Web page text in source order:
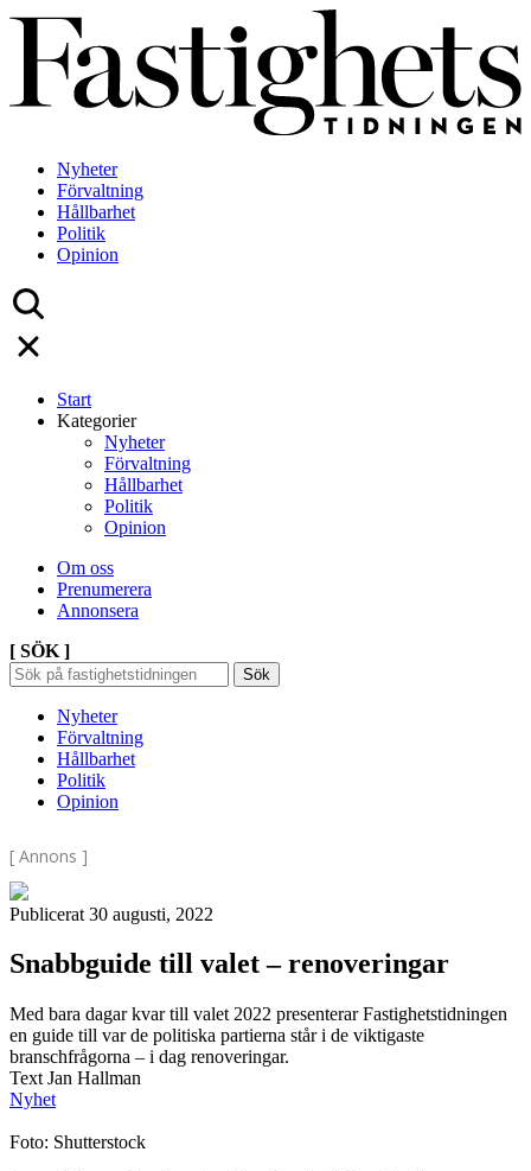
Skip
content
Nyheter
Förvaltning
Hållbarhet
Politik
Opinion
Start
Kategorier
Nyheter
Förvaltning
Hållbarhet
Politik
Opinion
Om oss
Prenumerera
Annonsera
[ SÖK ]
Sök
efter:
Sök
Sök
Nyheter
Förvaltning
Hållbarhet
Politik
Opinion
[ Annons ]
Publicerat 30 augusti, 2022
Snabbguide till valet – renoveringar
Med bara dagar kvar till valet 2022 presenterar Fastighetstidningen
en guide till var de politiska partierna står i de viktigaste
branschfrågorna – i dag renoveringar.
Text Jan Hallman
Nyhet
Foto: Shutterstock